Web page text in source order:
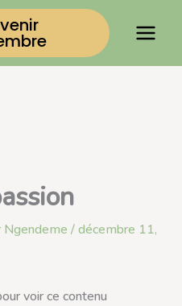
Ngendeme /décembre 11,
voir ce contenu